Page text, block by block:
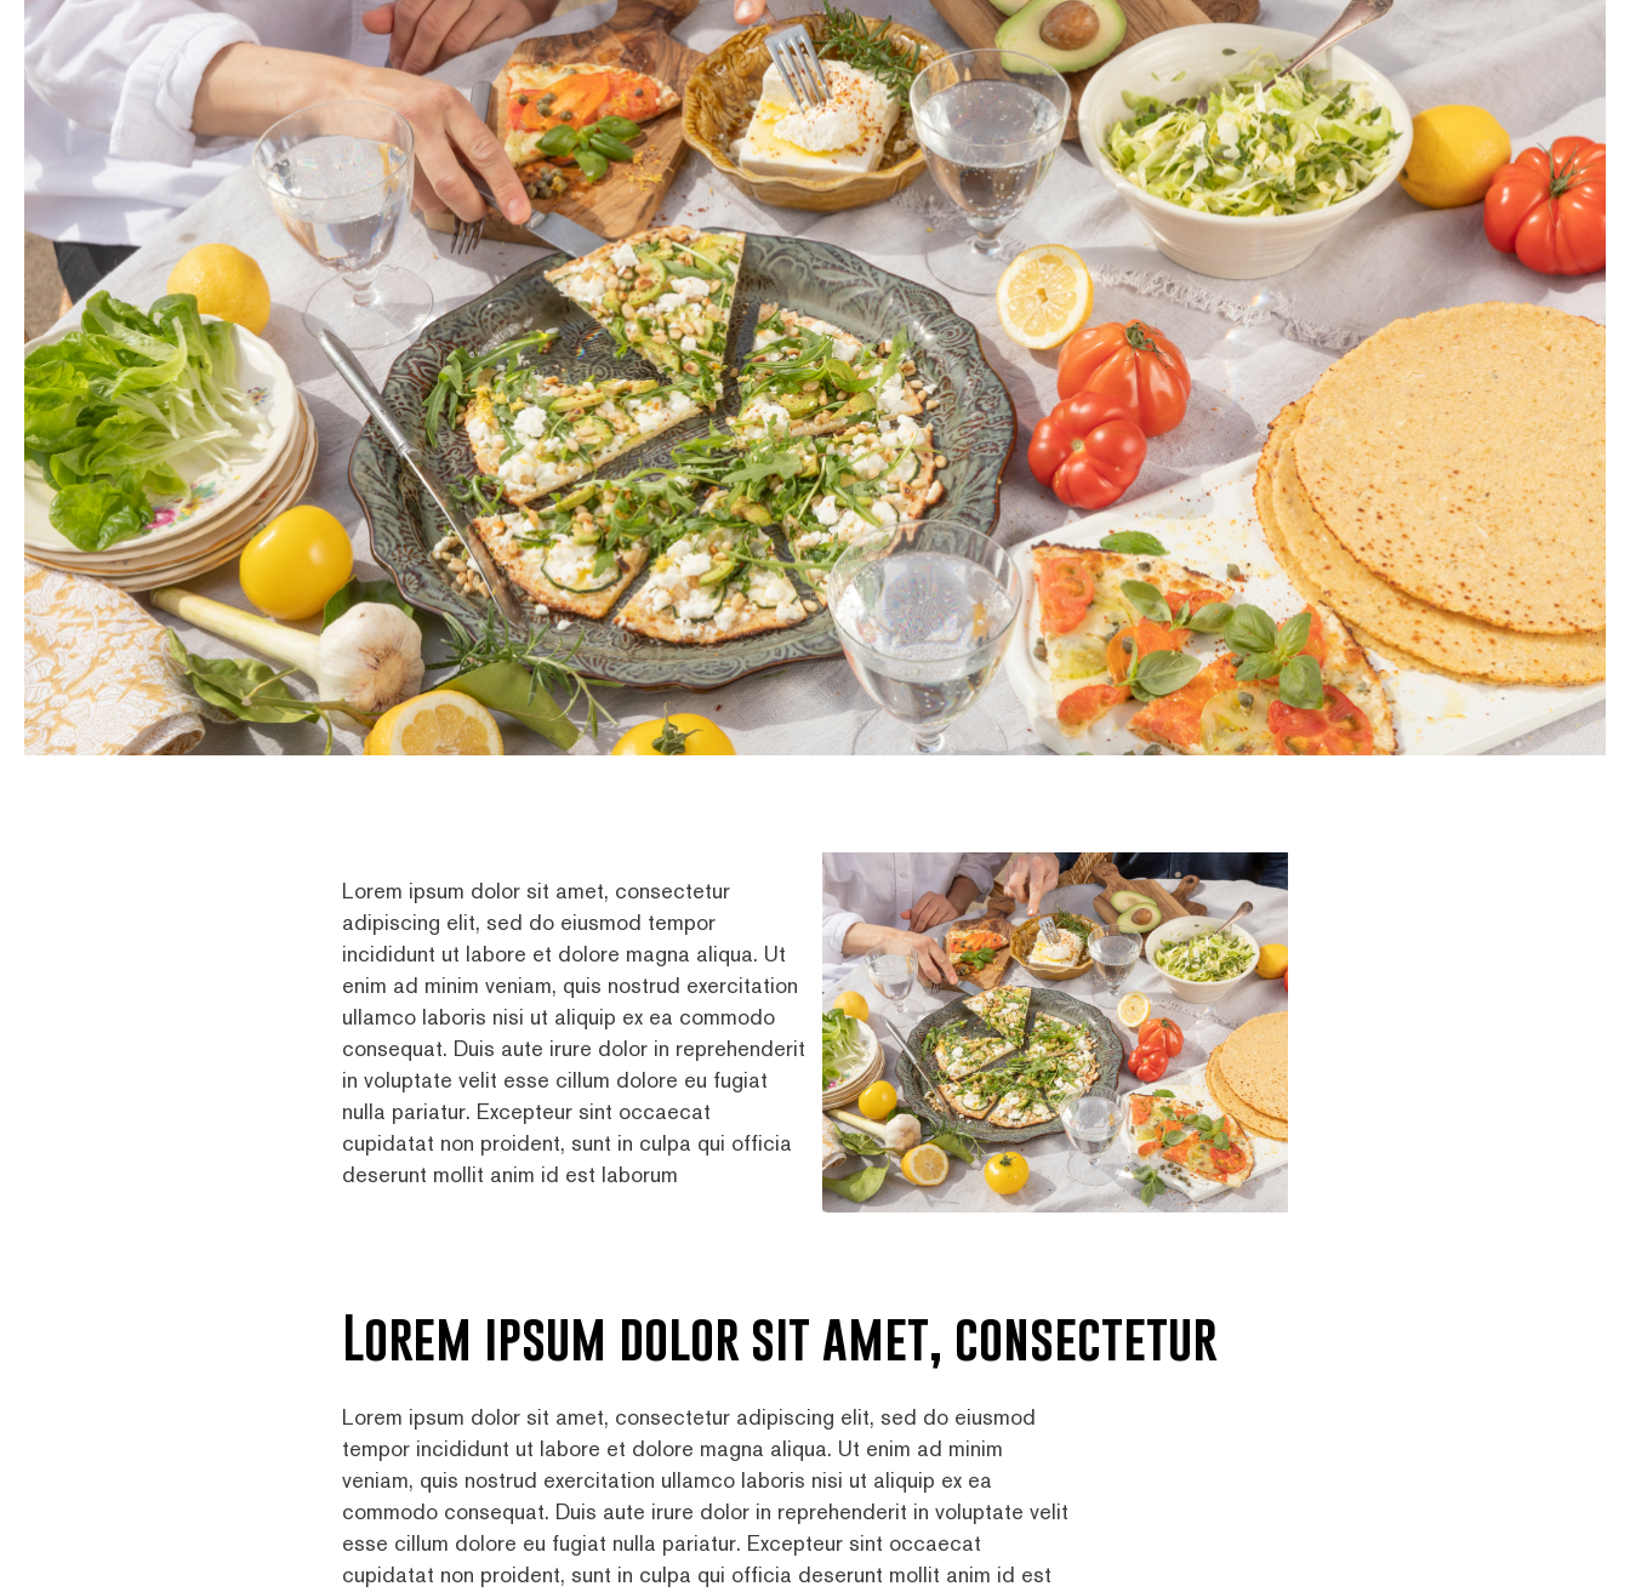
Lorem ipsum dolor sit amet, consectetur
adipiscing elit, sed do eiusmod tempor
incididunt ut labore et dolore magna aliqua. Ut
enim ad minim veniam, quis nostrud exercitation
ullamco laboris nisi ut aliquip ex ea commodo
consequat. Duis aute irure dolor in reprehenderit
in voluptate velit esse cillum dolore eu fugiat
nulla pariatur. Excepteur sint occaecat
cupidatat non proident, sunt in culpa qui officia
deserunt mollit anim id est laborum
Lorem ipsum dolor sit amet, consectetur
Lorem ipsum dolor sit amet, consectetur adipiscing elit, sed do eiusmod
tempor incididunt ut labore et dolore magna aliqua. Ut enim ad minim
veniam, quis nostrud exercitation ullamco laboris nisi ut aliquip ex ea
commodo consequat. Duis aute irure dolor in reprehenderit in voluptate velit
esse cillum dolore eu fugiat nulla pariatur. Excepteur sint occaecat
cupidatat non proident, sunt in culpa qui officia deserunt mollit anim id est